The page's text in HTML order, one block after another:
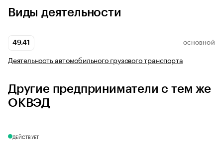
Виды деятельности
49.41 ОСНОВНОЙ
Деятельность автомобильного грузового транспорта
Другие предприниматели с тем же
ОКВЭД
ДЕЙСТВУЕТ